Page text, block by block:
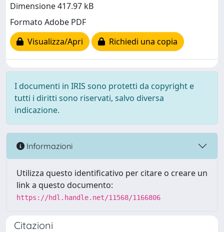
Dimensione 417.97 kB
Formato Adobe PDF
Visualizza/Apri
Richiedi una copia
I documenti in IRIS sono protetti da copyright e
tutti i diritti sono riservati, salvo diversa
indicazione.
Informazioni
Utilizza questo identificativo per citare o creare un
link a questo documento:
https://hdl.handle.net/11568/1166806
Citazioni